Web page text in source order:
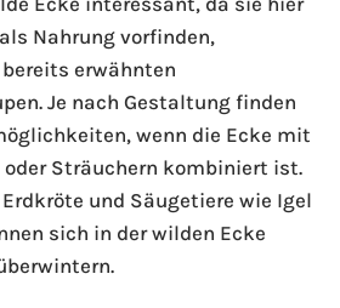
Nahrung vorfinden,
erwähnten
Je nach Gestaltung finden
wenn die Ecke mit
oder Sträuchern kombiniert ist.
und Säugetiere wie Igel
sich in der wilden Ecke